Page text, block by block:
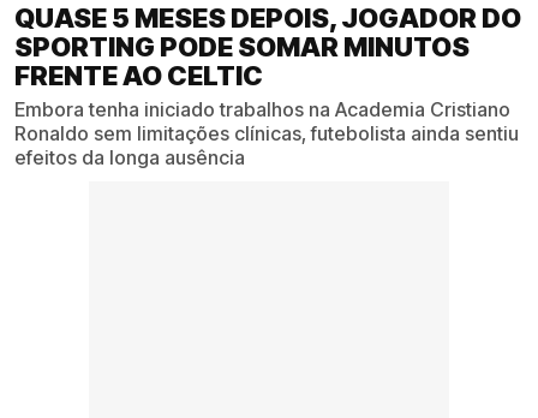
QUASE 5 MESES DEPOIS, JOGADOR DO
SPORTING PODE SOMAR MINUTOS
FRENTE AO CELTIC
Embora tenha iniciado trabalhos na Academia Cristiano
Ronaldo sem limitações clínicas, futebolista ainda sentiu
efeitos da longa ausência